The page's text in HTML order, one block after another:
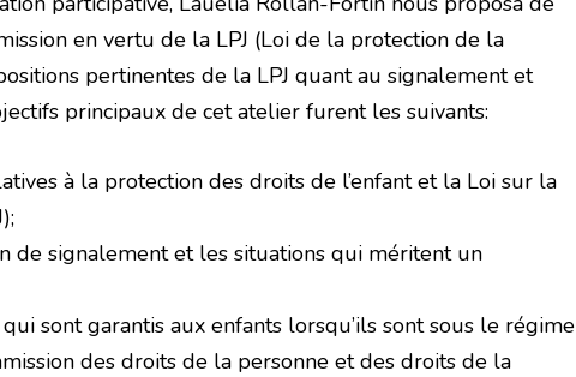
en vertu de la LPJ (Loi de la protection de la
pertinentes de la LPJ quant au signalement et
principaux de cet atelier furent les suivants:
à la protection des droits de l’enfant et la Loi sur la
de signalement et les situations qui méritent un
sont garantis aux enfants lorsqu’ils sont sous le régime
des droits de la personne et des droits de la